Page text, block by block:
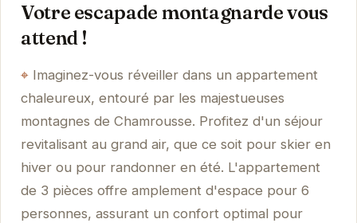
Votre escapade montagnarde vous
attend !
Imaginez-vous réveiller dans un appartement
chaleureux, entouré par les majestueuses
montagnes de Chamrousse. Profitez d'un séjour
revitalisant au grand air, que ce soit pour skier en
hiver ou pour randonner en été. L'appartement
de 3 pièces offre amplement d'espace pour 6
personnes, assurant un confort optimal pour